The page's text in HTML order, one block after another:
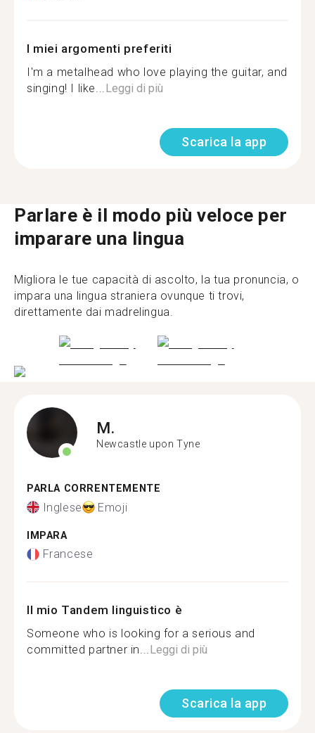
I miei argomenti preferiti
I'm a metalhead who love playing the guitar, and
singing! I like... Leggi di più
Scarica la app
Parlare è il modo più veloce per
imparare una lingua
Migliora le tue capacità di ascolto, la tua pronuncia, o
impara una lingua straniera ovunque ti trovi,
direttamente dai madrelingua.
M.
Newcastle upon Tyne
PARLA CORRENTEMENTE
Inglese Emoji
IMPARA
Francese
Il mio Tandem linguistico è
Someone who is looking for a serious and
committed partner in...Leggi di più
Scarica la app